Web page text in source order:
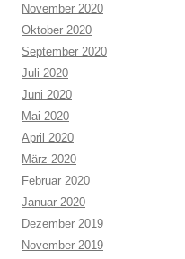
November 2020
Oktober 2020
September 2020
Juli 2020
Juni 2020
Mai 2020
April 2020
März 2020
Februar 2020
Januar 2020
Dezember 2019
November 2019